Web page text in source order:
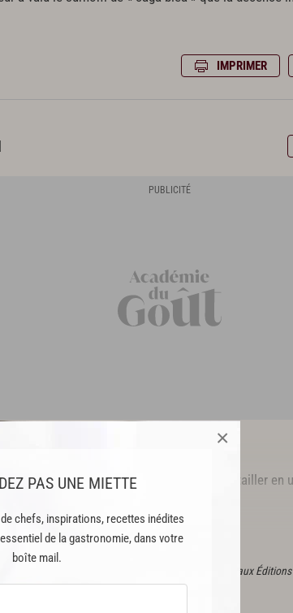
PAS UNE MIETTE
chefs, inspirations, recettes inédites
de la gastronomie, dans votre
boîte mail.
×
IMPRIMER
de la poitrine de veau
poitrine. Enlever l’excédent de graisse. La tailler en
parures.
poitrine de façon à former une poche. La saler
du livre "Grand Livre de Cuisine Méditerranée" publié aux